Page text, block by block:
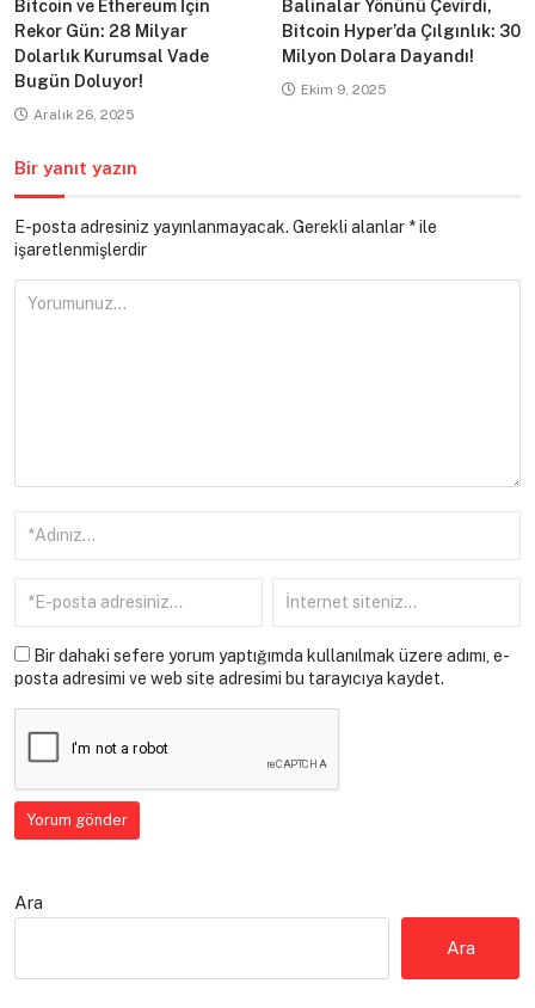
Bitcoin ve Ethereum İçin
Rekor Gün: 28 Milyar
Dolarlık Kurumsal Vade
Bugün Doluyor!
Aralık 26, 2025
Balinalar Yönünü Çevirdi,
Bitcoin Hyper’da Çılgınlık: 30
Milyon Dolara Dayandı!
Ekim 9, 2025
Bir yanıt yazın
E-posta adresiniz yayınlanmayacak. Gerekli alanlar *ile
işaretlenmişlerdir
Bir dahaki sefere yorum yaptığımda kullanılmak üzere adımı, e-
posta adresimi ve web site adresimi bu tarayıcıya kaydet.
Ara
Ara